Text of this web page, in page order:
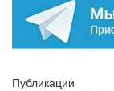
Публикации